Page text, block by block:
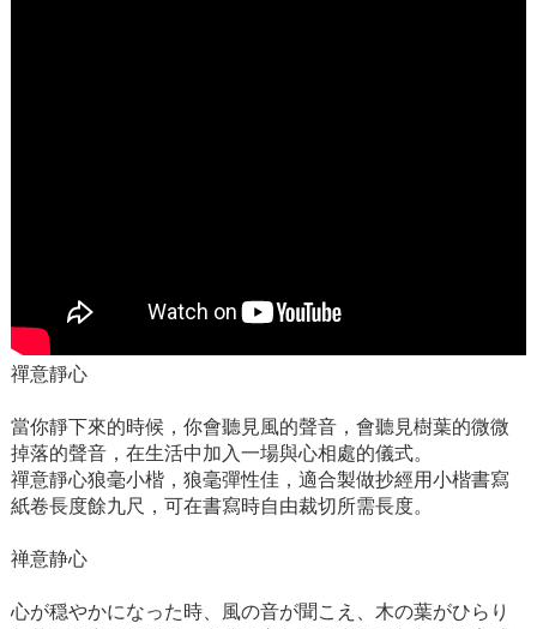
禪意靜心
當你靜下來的時候，你會聽見風的聲音，會聽見樹葉的微微
掉落的聲音，在生活中加入一場與心相處的儀式。
禪意靜心狼毫小楷，狼毫彈性佳，適合製做抄經用小楷書寫
紙卷長度餘九尺，可在書寫時自由裁切所需長度。
禅意静心
心が穏やかになった時、風の音が聞こえ、木の葉がひらり